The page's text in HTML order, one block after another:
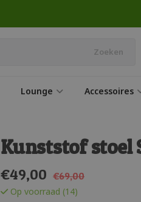
Zoeken
Lounge Accessoires
Kunststof stoel
€49,00 €69,00
Op voorraad (14)